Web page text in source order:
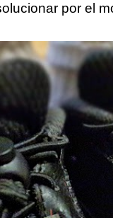
por el